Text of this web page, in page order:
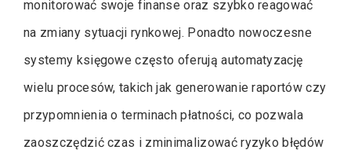
monitorować swoje finanse oraz szybko reagować
na zmiany sytuacji rynkowej. Ponadto nowoczesne
systemy księgowe często oferują automatyzację
wielu procesów, takich jak generowanie raportów czy
przypomnienia o terminach płatności, co pozwala
zaoszczędzić czas i zminimalizować ryzyko błędów